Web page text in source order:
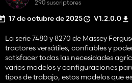
290 suscriptores
17 de octubre de 2025 V1.2.0.0
La serie 7480 y 8270 de Massey
tractores versátiles, confiables y
satisfacer todas las necesidades
varios modelos y configuraciones
tipos de trabajo, estos modelos que